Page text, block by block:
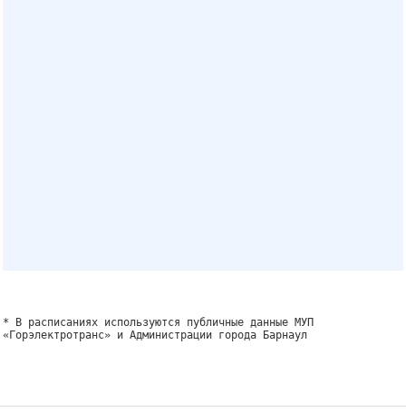
* В расписаниях используются публичные данные МУП
«Горэлектротранс» и Администрации города Барнаул